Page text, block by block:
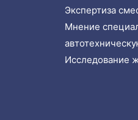
Экспертиза
Мнение
Исследование